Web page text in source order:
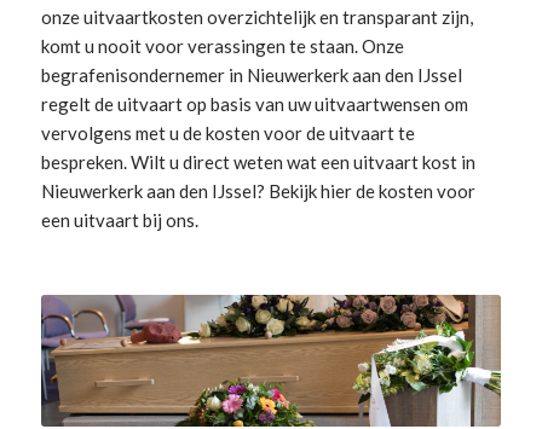
onze uitvaartkosten overzichtelijk en transparant zijn,
komt u nooit voor verassingen te staan. Onze
begrafenisondernemer in Nieuwerkerk aan den IJssel
regelt de uitvaartop basis van uw uitvaartwensen om
vervolgens met u de kosten voor de uitvaart te
bespreken. Wilt u direct weten wat een uitvaart kost in
Nieuwerkerk aan den IJssel? Bekijk hier dekosten voor
een uitvaartbij ons.